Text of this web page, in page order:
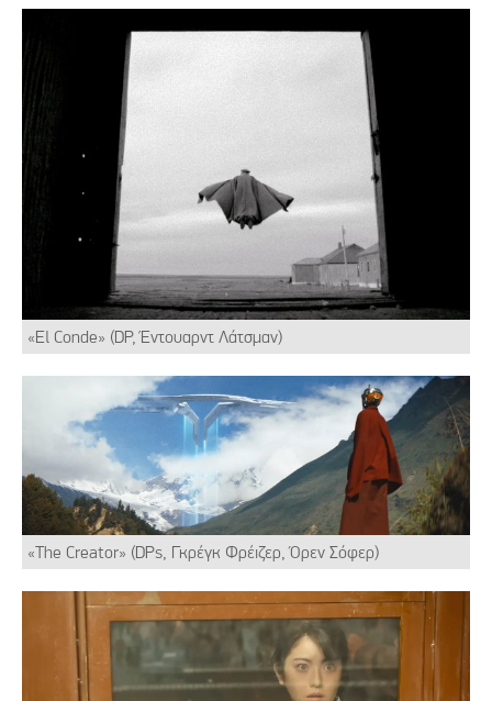
«El Conde» (DP, Έντουαρντ Λάτσμαν)
«The Creator» (DPs, Γκρέγκ Φρέιζερ, Όρεν Σόφερ)